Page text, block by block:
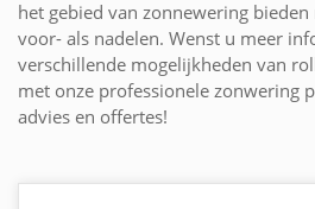
het gebied van zonnewering
voor- als nadelen. Wenst u meer
verschillende mogelijkheden van
met onze professionele zonwering
advies en offertes!